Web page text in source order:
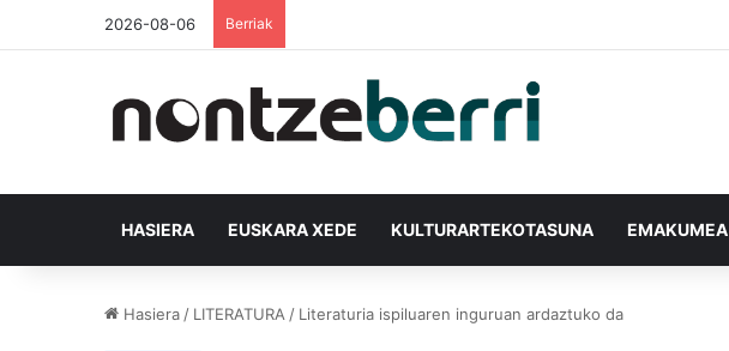
2026-08-06 Berriak
HASIERA EUSKARA XEDE KULTURARTEKOTASUNA EMAKUMEA
Hasiera / LITERATURA / Literaturia ispiluaren inguruan ardaztuko da